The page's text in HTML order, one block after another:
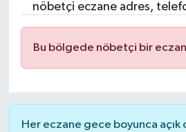
nöbetçi eczane adres,
Bu bölgede nöbetçi bir
Her eczane gece boyunca açık